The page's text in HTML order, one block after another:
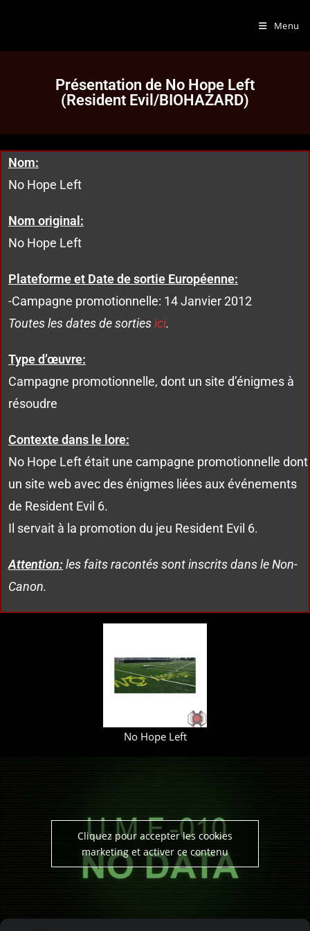
Menu
Présentation de No Hope Left
(Resident Evil/BIOHAZARD)
Nom:
No Hope Left
Nom original:
No Hope Left
Plateforme et Date de sortie Européenne:
-Campagne promotionnelle: 14 Janvier 2012
Toutes les dates de sortiesici.
Type d’œuvre:
Campagne promotionnelle, dont un site d’énigmes à
résoudre
Contexte dans le lore:
No Hope Left était une campagne promotionnelle dont
un site web avec des énigmes liées aux événements
de Resident Evil 6.
Il servait à la promotion du jeu Resident Evil 6.
Attention:les faits racontés sont inscrits dans le Non-
Canon.
No Hope Left
Cliquez pour accepter les cookies
marketing et activer ce contenu